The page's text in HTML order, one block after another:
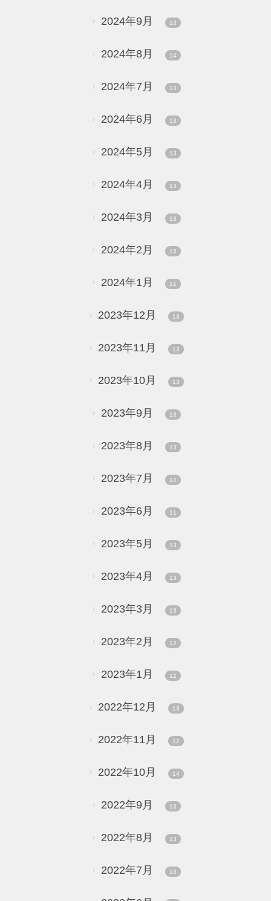
2024年9月 13
2024年8月 14
2024年7月 13
2024年6月 13
2024年5月 13
2024年4月 13
2024年3月 13
2024年2月 13
2024年1月 11
2023年12月 13
2023年11月 13
2023年10月 13
2023年9月 13
2023年8月 13
2023年7月 14
2023年6月 11
2023年5月 13
2023年4月 13
2023年3月 13
2023年2月 12
2023年1月 12
2022年12月 13
2022年11月 12
2022年10月 14
2022年9月 13
2022年8月 13
2022年7月 13